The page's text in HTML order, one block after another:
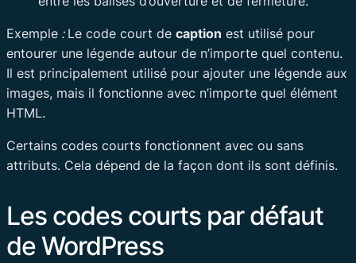
Exemple : Le code court de caption est utilisé pour
entourer une légende autour de n’importe quel contenu.
Il est principalement utilisé pour ajouter une légende aux
images, mais il fonctionne avec n’importe quel élément
HTML.
Certains codes courts fonctionnent avec ou sans
attributs. Cela dépend de la façon dont ils sont définis.
Les codes courts par défaut
de WordPress